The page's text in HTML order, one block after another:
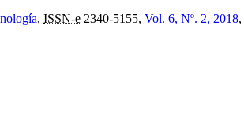
, ISSN-e 2340-5155, Vol. 6, Nº. 2, 2018,